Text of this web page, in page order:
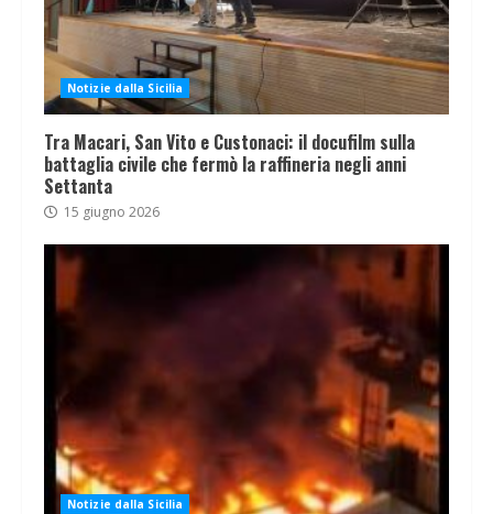
Notizie dalla Sicilia
Tra Macari, San Vito e Custonaci: il docufilm sulla
battaglia civile che fermò la raffineria negli anni
Settanta
15 giugno 2026
Notizie dalla Sicilia